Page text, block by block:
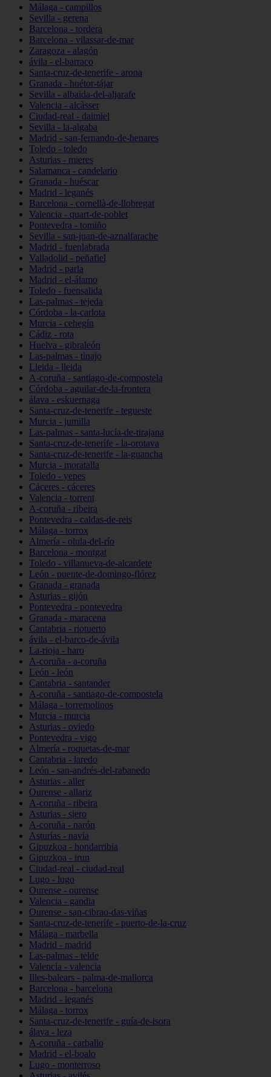
Málaga - campillos
Sevilla - gerena
Barcelona - tordera
Barcelona - vilassar-de-mar
Zaragoza - alagón
ávila - el-barraco
Santa-cruz-de-tenerife - arona
Granada - huétor-tájar
Sevilla - albaida-del-aljarafe
Valencia - alcàsser
Ciudad-real - daimiel
Sevilla - la-algaba
Madrid - san-fernando-de-henares
Toledo - toledo
Asturias - mieres
Salamanca - candelario
Granada - huéscar
Madrid - leganés
Barcelona - cornellà-de-llobregat
Valencia - quart-de-poblet
Pontevedra - tomiño
Sevilla - san-juan-de-aznalfarache
Madrid - fuenlabrada
Valladolid - peñafiel
Madrid - parla
Madrid - el-álamo
Toledo - fuensalida
Las-palmas - tejeda
Córdoba - la-carlota
Murcia - cehegín
Cádiz - rota
Huelva - gibraleón
Las-palmas - tinajo
Lleida - lleida
A-coruña - santiago-de-compostela
Córdoba - aguilar-de-la-frontera
álava - eskuernaga
Santa-cruz-de-tenerife - tegueste
Murcia - jumilla
Las-palmas - santa-lucía-de-tirajana
Santa-cruz-de-tenerife - la-orotava
Santa-cruz-de-tenerife - la-guancha
Murcia - moratalla
Toledo - yepes
Cáceres - cáceres
Valencia - torrent
A-coruña - ribeira
Pontevedra - caldas-de-reis
Málaga - torrox
Almería - olula-del-río
Barcelona - montgat
Toledo - villanueva-de-alcardete
León - puente-de-domingo-flórez
Granada - granada
Asturias - gijón
Pontevedra - pontevedra
Granada - maracena
Cantabria - riotuerto
ávila - el-barco-de-ávila
La-rioja - haro
A-coruña - a-coruña
León - león
Cantabria - santander
A-coruña - santiago-de-compostela
Málaga - torremolinos
Murcia - murcia
Asturias - oviedo
Pontevedra - vigo
Almería - roquetas-de-mar
Cantabria - laredo
León - san-andrés-del-rabanedo
Asturias - aller
Ourense - allariz
A-coruña - ribeira
Asturias - siero
A-coruña - narón
Asturias - navia
Gipuzkoa - hondarribia
Gipuzkoa - irun
Ciudad-real - ciudad-real
Lugo - lugo
Ourense - ourense
Valencia - gandia
Ourense - san-cibrao-das-viñas
Santa-cruz-de-tenerife - puerto-de-la-cruz
Málaga - marbella
Madrid - madrid
Las-palmas - telde
Valencia - valencia
Illes-balears - palma-de-mallorca
Barcelona - barcelona
Madrid - leganés
Málaga - torrox
Santa-cruz-de-tenerife - guía-de-isora
álava - leza
A-coruña - carballo
Madrid - el-boalo
Lugo - monterroso